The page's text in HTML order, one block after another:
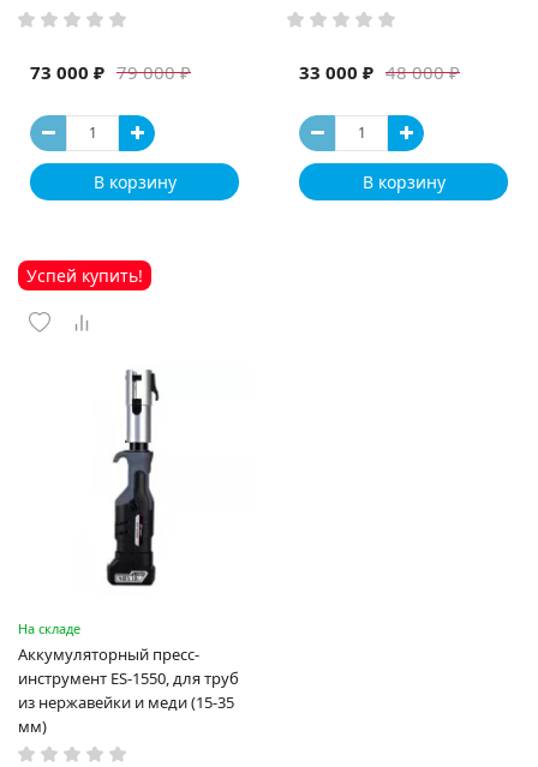
79 000 ₽
73 000 ₽
В корзину
48 000 ₽
33 000 ₽
В корзину
Успей купить!
На складе
Аккумуляторный пресс-
инструмент ES-1550, для труб
из нержавейки и меди (15-35
мм)